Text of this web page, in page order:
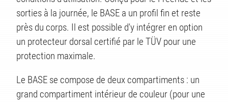
sorties à la journée, le BASE a un profil fin et reste
près du corps. Il est possible d'y intégrer en option
un protecteur dorsal certifié par le TÜV pour une
protection maximale.
Le BASE se compose de deux compartiments : un
grand compartiment intérieur de couleur (pour une